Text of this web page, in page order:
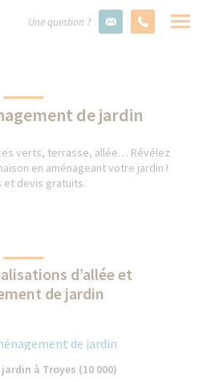
Une question ?
de jardin
verts, terrasse, allée… Révélez
en aménageant votre jardin !
et devis gratuits.
d’allée et
de jardin
à Troyes (10 000)